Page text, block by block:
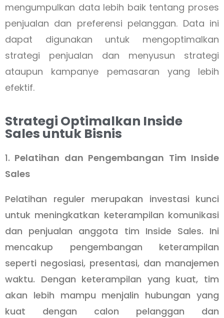
mengumpulkan data lebih baik tentang proses
penjualan dan preferensi pelanggan. Data ini
dapat digunakan untuk mengoptimalkan
strategi penjualan dan menyusun strategi
ataupun kampanye pemasaran yang lebih
efektif.
Strategi Optimalkan Inside
Sales untuk Bisnis
1. Pelatihan dan Pengembangan Tim Inside
Sales
Pelatihan reguler merupakan investasi kunci
untuk meningkatkan keterampilan komunikasi
dan penjualan anggota tim Inside Sales. Ini
mencakup pengembangan keterampilan
seperti negosiasi, presentasi, dan manajemen
waktu. Dengan keterampilan yang kuat, tim
akan lebih mampu menjalin hubungan yang
kuat dengan calon pelanggan dan